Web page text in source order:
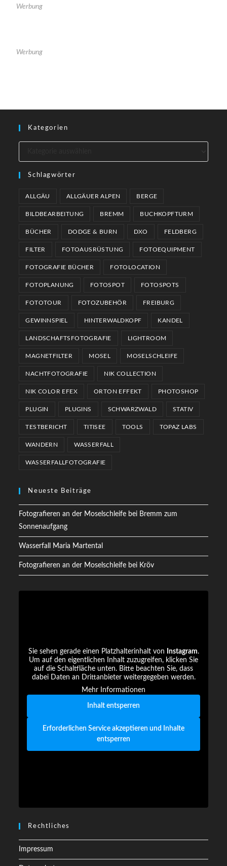
Werbung
Werbung
Kategorien
Schlagwörter
ALLGÄU ALLGÄUER ALPEN BERGE
BILDBEARBEITUNG BREMM BUCHKOPFTURM
BÜCHER DODGE & BURN DXO FELDBERG
FILTER FOTOAUSRÜSTUNG FOTOEQUIPMENT
FOTOGRAFIE BÜCHER FOTOLOCATION
FOTOPLANUNG FOTOSPOT FOTOSPOTS
FOTOTOUR FOTOZUBEHÖR FREIBURG
GEWINNSPIEL HINTERWALDKOPF KANDEL
LANDSCHAFTSFOTOGRAFIE LIGHTROOM
MAGNETFILTER MOSEL MOSELSCHLEIFE
NACHTFOTOGRAFIE NIK COLLECTION
NIK COLOR EFEX ORTON EFFEKT PHOTOSHOP
PLUGIN PLUGINS SCHWARZWALD STATIV
TESTBERICHT TITISEE TOOLS TOPAZ LABS
WANDERN WASSERFALL
WASSERFALLFOTOGRAFIE
Neueste Beiträge
Fotografieren an der Moselschleife bei Bremm zum
Sonnenaufgang
Wasserfall Maria Martental
Fotografieren an der Moselschleife bei Kröv
Sie sehen gerade einen Platzhalterinhalt von Instagram.
Um auf den eigentlichen Inhalt zuzugreifen, klicken Sie
auf die Schaltfläche unten. Bitte beachten Sie, dass
dabei Daten an Drittanbieter weitergegeben werden.
Mehr Informationen
Inhalt entsperren
Erforderlichen Service akzeptieren und Inhalte
entsperren
Rechtliches
Impressum